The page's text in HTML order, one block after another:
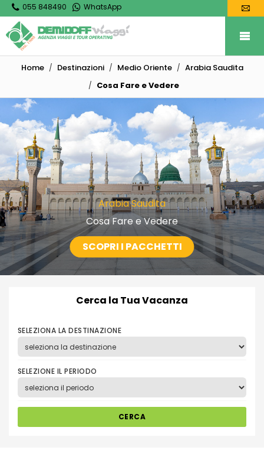
055 848490 WhatsApp
Home Destinazioni Medio Oriente
Arabia Saudita
Cosa Fare e Vedere
Arabia Saudita
Cosa Fare e Vedere
SCOPRI I PACCHETTI
Cerca la Tua Vacanza
SELEZIONA LA DESTINAZIONE
SELEZIONE IL PERIODO
CERCA